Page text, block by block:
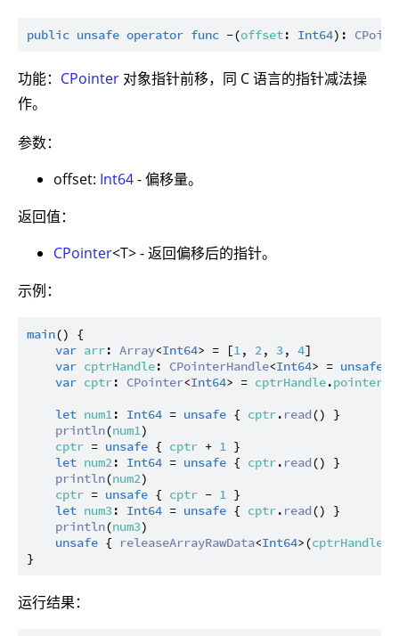
public unsafe operator func -(offset: Int64):
功能： CPointer 对象指针前移，同 C 语言的指针减法操
作。
参数：
offset: Int64- 偏移量。
返回值：
CPointer<T> - 返回偏移后的指针。
示例：
main() {
var arr: Array<Int64> = [1 , 2 , 3, 4]
var cptrHandle: CPointerHandle<Int64> = unsafe
var cptr: CPointer<Int64> = cptrHandle.pointer
let num1 : Int64 = unsafe { cptr. read() }
println(num1 )
cptr = unsafe { cptr + 1
}
let num2 : Int64 = unsafe { cptr. read() }
println(num2)
cptr = unsafe { cptr - 1
}
let num3: Int64 = unsafe { cptr. read() }
println(num3)
unsafe { releaseArrayRawData<Int64>(cptrHandle
运行结果：